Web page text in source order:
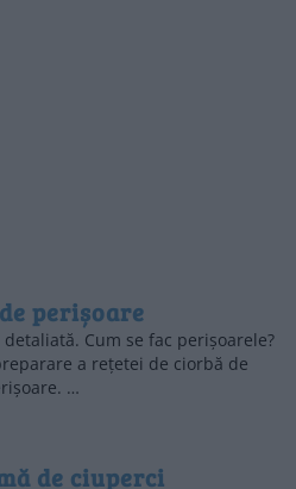
perișoare
Cum se fac perișoarele?
a rețetei de ciorbă de
…
de ciuperci